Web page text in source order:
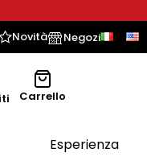
Novità Negozi
Carrello
Esperienza